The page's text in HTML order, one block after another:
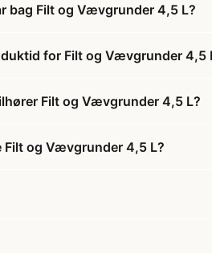
bag Filt og Vævgrunder 4,5 L?
for Filt og Vævgrunder 4,5
Filt og Vævgrunder 4,5 L?
Filt og Vævgrunder 4,5 L?